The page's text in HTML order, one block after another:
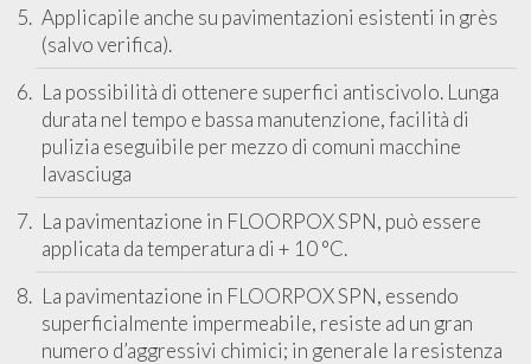
Applicapile anche su pavimentazioni esistenti in grès
(salvo verifica).
La possibilità di ottenere superfici antiscivolo. Lunga
durata nel tempo e bassa manutenzione, facilità di
pulizia eseguibile per mezzo di comuni macchine
lavasciuga
La pavimentazione in FLOORPOX SPN, può essere
applicata da temperatura di + 10 °C.
La pavimentazione in FLOORPOX SPN, essendo
superficialmente impermeabile, resiste ad un gran
numero d’aggressivi chimici; in generale la resistenza